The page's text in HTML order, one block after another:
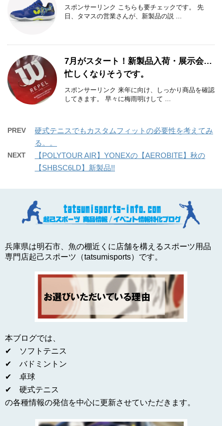
スポンサーリンク こちらも要チェックです。 先
日、タマスの営業さんが、新製品の説 ...
7月がスタート！新製品入荷・展示会…
忙しくなりそうです。
スポンサーリンク 来年に向け、しっかり商品を確認
してきます。 早々に梅雨明けして ...
PREV
硬式テニスでもカスタムフィットの必要性を考えてみ
る。。
NEXT
【POLYTOUR AIR】YONEXの【AEROBITE】秋の
【SHBSC6LD】新製品!!
兵庫県は明石市、魚の棚近くに店舗を構えるスポーツ用品
専門店起己スポーツ（tatsumisports）です。
本ブログでは、
✔ ソフトテニス
✔ バドミントン
✔ 卓球
✔ 硬式テニス
の各種情報の発信を中心に更新させていただきます。